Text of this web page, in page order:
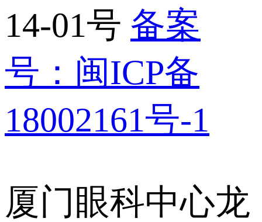
14-01号 备案
号：闽ICP备
18002161号-1
厦门眼科中心龙